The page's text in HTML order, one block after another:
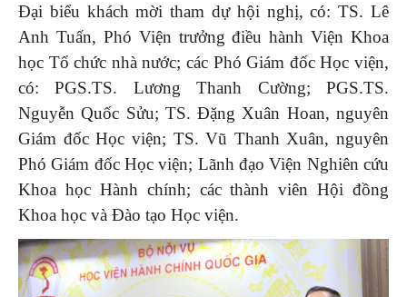
Đại biểu khách mời tham dự hội nghị, có: TS. Lê
Anh Tuấn, Phó Viện trưởng điều hành Viện Khoa
học Tổ chức nhà nước; các Phó Giám đốc Học viện,
có: PGS.TS. Lương Thanh Cường; PGS.TS.
Nguyễn Quốc Sửu; TS. Đặng Xuân Hoan, nguyên
Giám đốc Học viện; TS. Vũ Thanh Xuân, nguyên
Phó Giám đốc Học viện; Lãnh đạo Viện Nghiên cứu
Khoa học Hành chính; các thành viên Hội đồng
Khoa học và Đào tạo Học viện.